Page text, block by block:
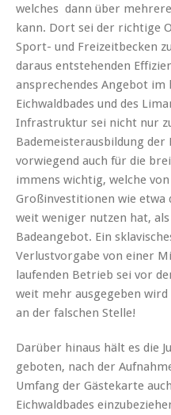
welches dann über
kann. Dort sei der richtige
Sport- und Freizeitbecken
daraus entstehenden
ansprechendes Angebot im
Eichwaldbades und des
Infrastruktur sei nicht nur
Bademeisterausbildung der
vorwiegend auch für die
immens wichtig, welche
Großinvestitionen wie
weit weniger nutzen hat,
Badeangebot. Ein
Verlustvorgabe von einer
laufenden Betrieb sei vor
weit mehr ausgegeben
an der falschen Stelle!
Darüber hinaus hält es die
geboten, nach der
Umfang der Gästekarte
Eichwaldbades